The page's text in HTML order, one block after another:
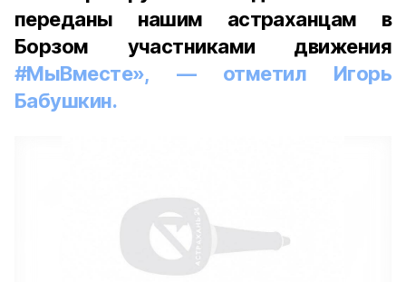
переданы нашим астраханцам в
Борзом участниками движения
#МыВместе», — отметил Игорь
Бабушкин.